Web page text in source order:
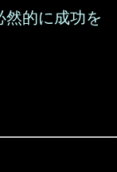
然的に成功を